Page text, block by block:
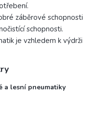
záběrové schopnosti
schopnosti.
je vzhledem k výdrži
a lesní pneumatiky